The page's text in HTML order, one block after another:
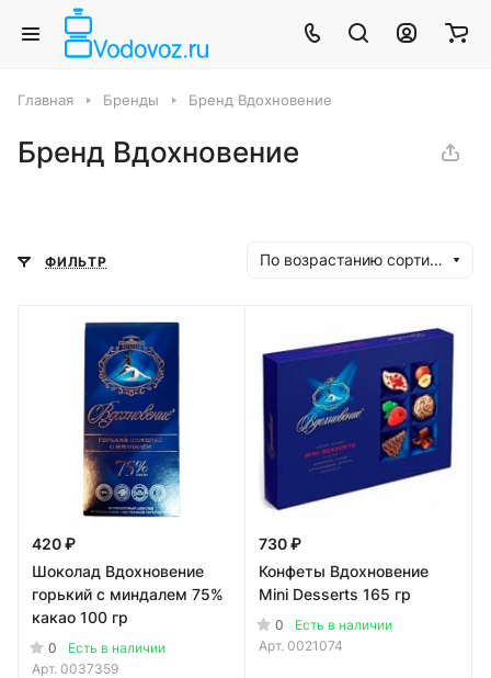
Главная Бренды Бренд Вдохновение
Бренд Вдохновение
ФИЛЬТР По возрастанию сортировки
420 ₽
Шоколад Вдохновение
горький с миндалем 75%
какао 100 гр
0
Есть в наличии
Арт. 0037359
730 ₽
Конфеты Вдохновение
Mini Desserts 165 гр
0
Есть в наличии
Арт. 0021074